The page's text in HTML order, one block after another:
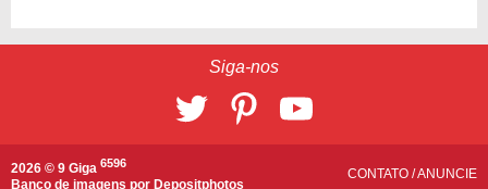
Siga-nos
2026 © 9 Giga 6596
Banco de imagens por Depositphotos
CONTATO /ANUNCIE